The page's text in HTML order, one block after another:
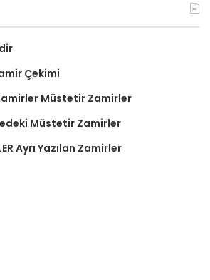
Çekimi
Müstetir Zamirler
Müstetir Zamirler
Ayrı Yazılan Zamirler